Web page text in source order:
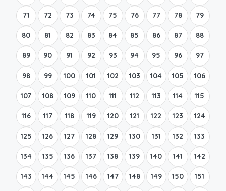
71 72 73 74 75 76 77 78 79
80 81 82 83 84 85 86 87 88
89 90 91 92 93 94 95 96 97
98 99 100 101 102 103 104 105 106
107 108 109 110 111 112 113 114 115
116 117 118 119 120 121 122 123 124
125 126 127 128 129 130 131 132 133
134 135 136 137 138 139 140 141 142
143 144 145 146 147 148 149 150 151